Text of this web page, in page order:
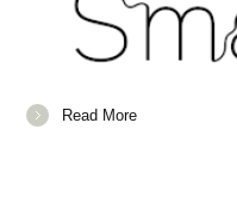
Read More